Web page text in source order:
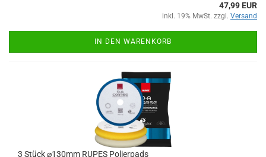
47,99 EUR
inkl. 19% MwSt. zzgl. Versand
IN DEN WARENKORB
3 Stück ⌀130mm RUPES Polierpads